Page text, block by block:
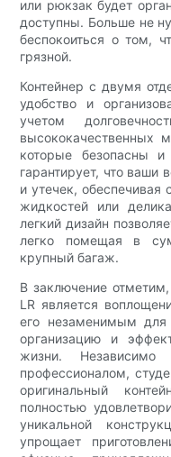
или рюкзак будет
доступны. Больше не
беспокоиться о том,
грязной.
Контейнер с двумя
удобство и
учетом
высококачественных
которые безопасны
гарантирует, что ваши
и утечек, обеспечивая
жидкостей или
легкий дизайн
легко помещая в
крупный багаж.
В заключение
LR является
его незаменимым для
организацию и
жизни.
профессионалом,
оригинальный
полностью
уникальной
упрощает